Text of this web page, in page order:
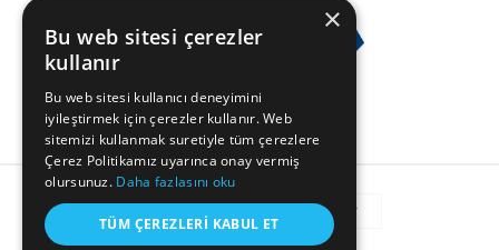
×
Bu web sitesi çerezler
kullanır
Bu web sitesi kullanıcı deneyimini
iyileştirmek için çerezler kullanır. Web
sitemizi kullanmak suretiyle tüm çerezlere
Çerez Politikamız uyarınca onay vermiş
olursunuz. Daha fazlasını oku
TÜM ÇEREZLERI KABUL ET